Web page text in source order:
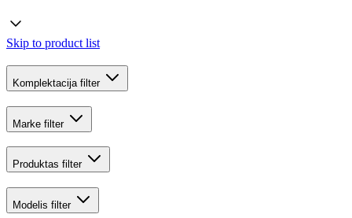
Skip to product list
Komplektacija filter
Marke filter
Produktas filter
Modelis filter